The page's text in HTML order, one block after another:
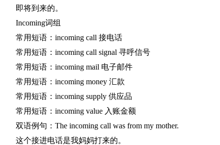
即将到来的。
Incoming词组
常用短语：incoming call 接电话
常用短语：incoming call signal 寻呼信号
常用短语：incoming mail 电子邮件
常用短语：incoming money 汇款
常用短语：incoming supply 供应品
常用短语：incoming value 入账金额
双语例句：The incoming call was from my mother.
这个接进电话是我妈妈打来的。